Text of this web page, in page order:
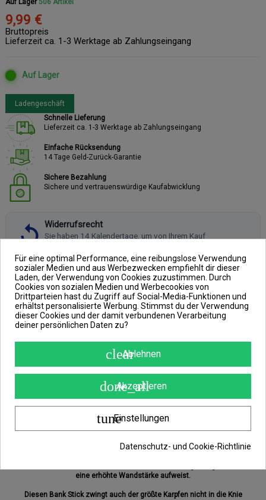
Auf Lager 506 Artikel
9,99 €
Bruttopreis
Lieferzeit ca. 1-3 Werktage ab Zahlungseingang
Auf Lager
Ladengeschäft
Schnelle Lieferung
Lieferzeit ca. 1-3 Werktage ab Zahlungseingang
Einfache Rücksendung
14 Tage Geld-Zurück-Garantie
Sichere Bezahlung
Sichere und vertrauenswürdige Kaufabwicklung
Widerrufsrecht
Sie haben 14 Kalendertage, um von Ihrem Kauf
BESCHREIBUNG
ARTIKELDETAILS
ANGABEN ZUR PRODUKTSICHERHEIT
NGT
Stainless Steel Bank Stick Large
in 50-90cm
eine erhöhte Wandstärke aufweist.
Diesen Bank Stick zwingt auch der größte Karpfen nicht in die Knie
Für eine optimal Performance, eine reibungslose Verwendung
sozialer Medien und aus Werbezwecken empfiehlt dir dieser
Laden, der Verwendung von Cookies zuzustimmen. Durch
Cookies von sozialen Medien und Werbecookies von
Drittparteien hast du Zugriff auf Social-Media-Funktionen und
erhältst personalisierte Werbung. Stimmst du der Verwendung
dieser Cookies und der damit verbundenen Verarbeitung
deiner persönlichen Daten zu?
clearAblehnen
done_all
Akzeptieren
tuneEinstellungen
Datenschutz- und Cookie-Richtlinie